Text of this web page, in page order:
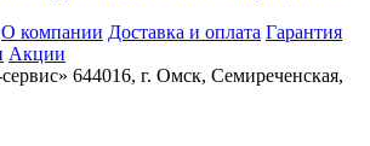
О компании Доставка и оплата Гарантия
Акции
644016, г. Омск, Семиреченская,